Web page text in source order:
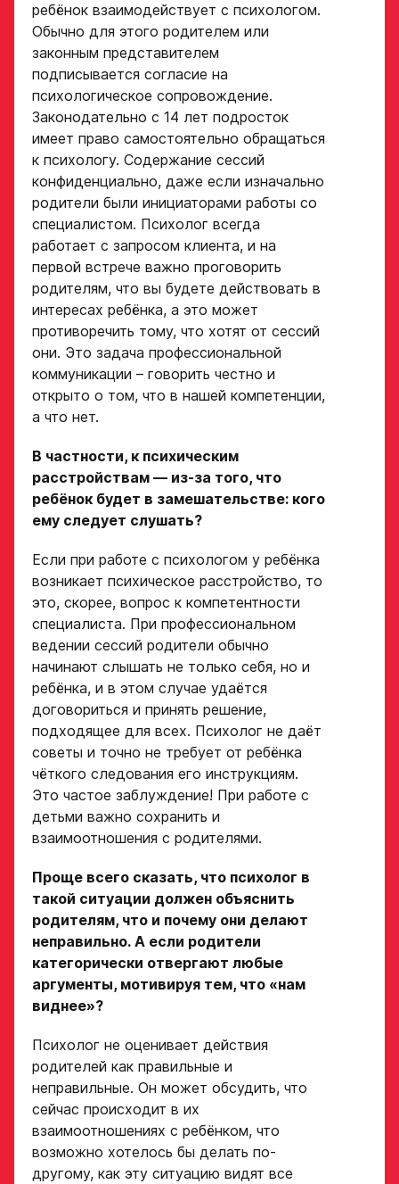
ребёнок взаимодействует с психологом.
Обычно для этого родителем или
законным представителем
подписывается согласие на
психологическое сопровождение.
Законодательно с 14 лет подросток
имеет право самостоятельно обращаться
к психологу. Содержание сессий
конфиденциально, даже если изначально
родители были инициаторами работы со
специалистом. Психолог всегда
работает с запросом клиента, и на
первой встрече важно проговорить
родителям, что вы будете действовать в
интересах ребёнка, а это может
противоречить тому, что хотят от сессий
они. Это задача профессиональной
коммуникации – говорить честно и
открыто о том, что в нашей компетенции,
а что нет.
В частности, к психическим
расстройствам — из-за того, что
ребёнок будет в замешательстве: кого
ему следует слушать?
Если при работе с психологом у ребёнка
возникает психическое расстройство, то
это, скорее, вопрос к компетентности
специалиста. При профессиональном
ведении сессий родители обычно
начинают слышать не только себя, но и
ребёнка, и в этом случае удаётся
договориться и принять решение,
подходящее для всех. Психолог не даёт
советы и точно не требует от ребёнка
чёткого следования его инструкциям.
Это частое заблуждение! При работе с
детьми важно сохранить и
взаимоотношения с родителями.
Проще всего сказать, что психолог в
такой ситуации должен объяснить
родителям, что и почему они делают
неправильно. А если родители
категорически отвергают любые
аргументы, мотивируя тем, что «нам
виднее»?
Психолог не оценивает действия
родителей как правильные и
неправильные. Он может обсудить, что
сейчас происходит в их
взаимоотношениях с ребёнком, что
возможно хотелось бы делать по-
другому, как эту ситуацию видят все